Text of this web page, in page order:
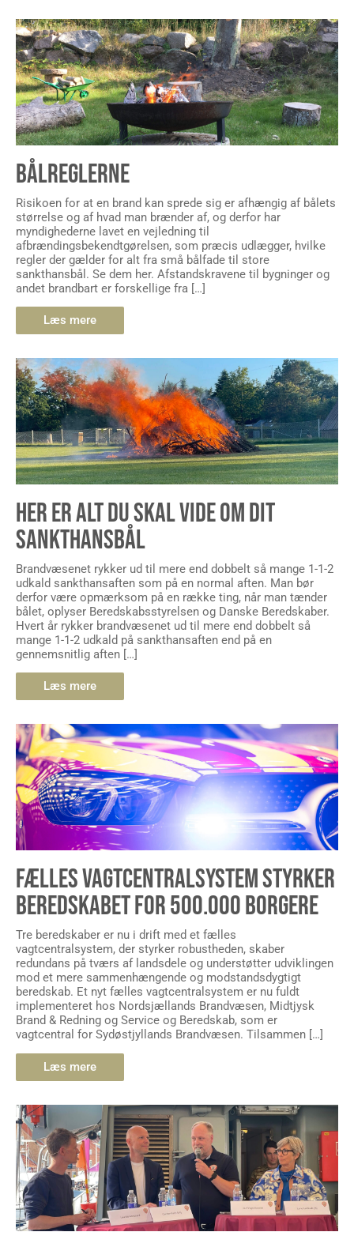
BÅLREGLERNE
Risikoen for at en brand kan sprede sig er afhængig af bålets
størrelse og af hvad man brænder af, og derfor har
myndighederne lavet en vejledning til
afbrændingsbekendtgørelsen, som præcis udlægger, hvilke
regler der gælder for alt fra små bålfade til store
sankthansbål. Se dem her. Afstandskravene til bygninger og
andet brandbart er forskellige fra […]
Læs mere
HER ER ALT DU SKAL VIDE OM DIT
SANKTHANSBÅL
Brandvæsenet rykker ud til mere end dobbelt så mange 1-1-2
udkald sankthansaften som på en normal aften. Man bør
derfor være opmærksom på en række ting, når man tænder
bålet, oplyser Beredskabsstyrelsen og Danske Beredskaber.
Hvert år rykker brandvæsenet ud til mere end dobbelt så
mange 1-1-2 udkald på sankthansaften end på en
gennemsnitlig aften […]
Læs mere
FÆLLES VAGTCENTRALSYSTEM STYRKER
BEREDSKABET FOR 500.000 BORGERE
Tre beredskaber er nu i drift med et fælles
vagtcentralsystem, der styrker robustheden, skaber
redundans på tværs af landsdele og understøtter udviklingen
mod et mere sammenhængende og modstandsdygtigt
beredskab. Et nyt fælles vagtcentralsystem er nu fuldt
implementeret hos Nordsjællands Brandvæsen, Midtjysk
Brand & Redning og Service og Beredskab, som er
vagtcentral for Sydøstjyllands Brandvæsen. Tilsammen […]
Læs mere